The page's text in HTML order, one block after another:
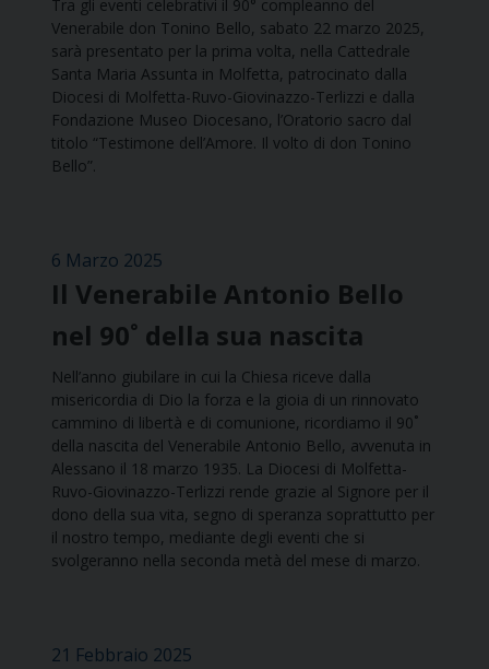
Tra gli eventi celebrativi il 90° compleanno del
Venerabile don Tonino Bello, sabato 22 marzo 2025,
sarà presentato per la prima volta, nella Cattedrale
Santa Maria Assunta in Molfetta, patrocinato dalla
Diocesi di Molfetta-Ruvo-Giovinazzo-Terlizzi e dalla
Fondazione Museo Diocesano, l’Oratorio sacro dal
titolo “Testimone dell’Amore. Il volto di don Tonino
Bello”.
6 Marzo 2025
Il Venerabile Antonio Bello
nel 90˚ della sua nascita
Nell’anno giubilare in cui la Chiesa riceve dalla
misericordia di Dio la forza e la gioia di un rinnovato
cammino di libertà e di comunione, ricordiamo il 90˚
della nascita del Venerabile Antonio Bello, avvenuta in
Alessano il 18 marzo 1935. La Diocesi di Molfetta-
Ruvo-Giovinazzo-Terlizzi rende grazie al Signore per il
dono della sua vita, segno di speranza soprattutto per
il nostro tempo, mediante degli eventi che si
svolgeranno nella seconda metà del mese di marzo.
21 Febbraio 2025